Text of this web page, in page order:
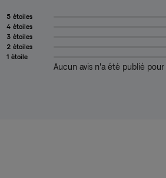
5 étoiles
4 étoiles
3 étoiles
2 étoiles
1 étoile
Aucun avis n'a été publié